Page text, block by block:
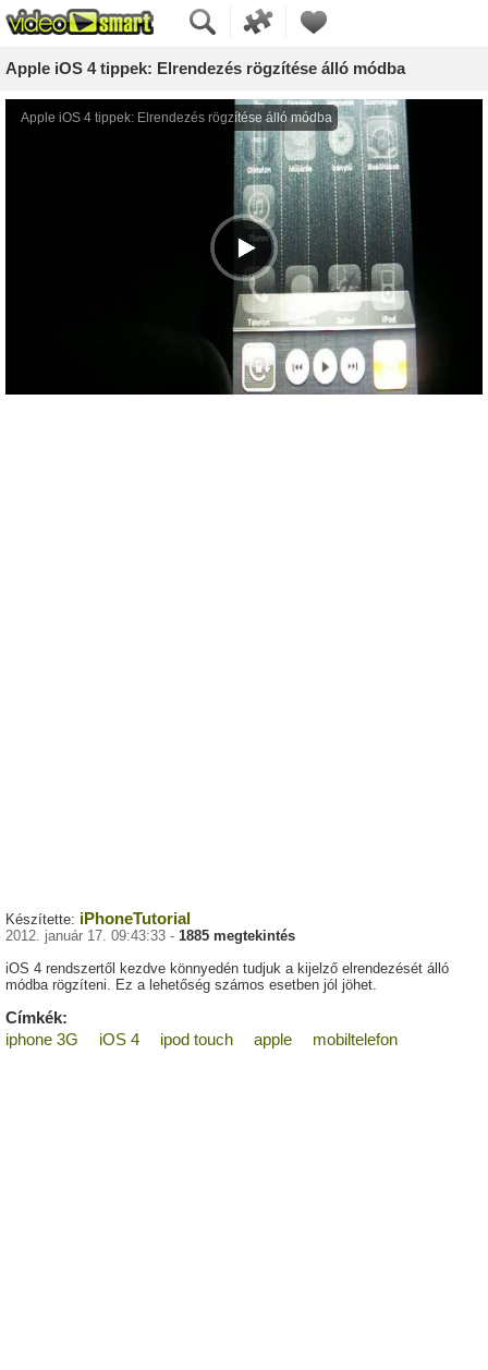
Apple iOS 4 tippek: Elrendezés rögzítése álló módba
Készítette: iPhoneTutorial
2012. január 17. 09:43:33 - 1885 megtekintés
iOS 4 rendszertől kezdve könnyedén tudjuk a kijelző elrendezését álló
módba rögzíteni. Ez a lehetőség számos esetben jól jöhet.
Címkék:
iphone 3G
iOS 4 ipod touch apple mobiltelefon